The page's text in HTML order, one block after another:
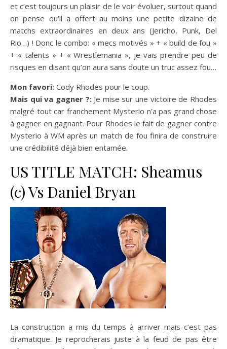
et c’est toujours un plaisir de le voir évoluer, surtout quand
on pense qu’il a offert au moins une petite dizaine de
matchs extraordinaires en deux ans (Jericho, Punk, Del
Rio…) ! Donc le combo: « mecs motivés » + « build de fou »
+ « talents » + « Wrestlemania », je vais prendre peu de
risques en disant qu’on aura sans doute un truc assez fou…
Mon favori: Cody Rhodes pour le coup.
Mais qui va gagner ?:Je mise sur une victoire de Rhodes
malgré tout car franchement Mysterio n’a pas grand chose
à gagner en gagnant. Pour Rhodes le fait de gagner contre
Mysterio à WM après un match de fou finira de construire
une crédibilité déjà bien entamée.
US TITLE MATCH: Sheamus
(c) Vs Daniel Bryan
La construction a mis du temps à arriver mais c’est pas
dramatique. Je reprocherais juste à la feud de pas être